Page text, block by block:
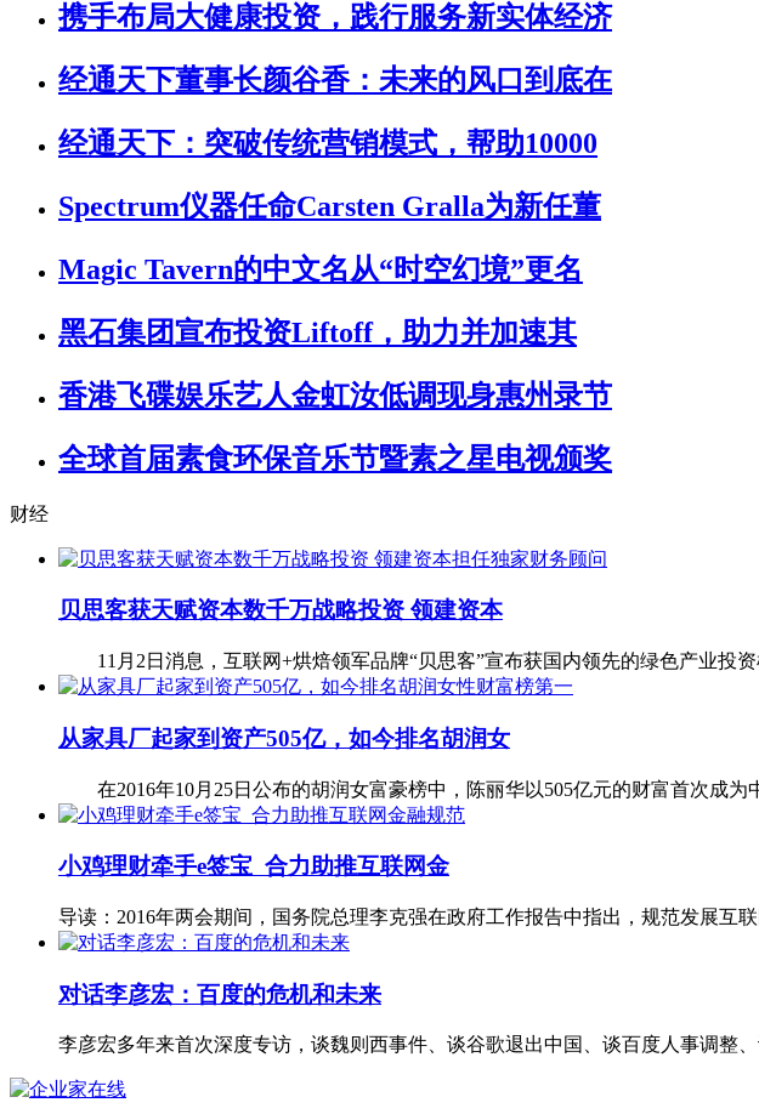
携手布局大健康投资，践行服务新实体经济
经通天下董事长颜谷香：未来的风口到底在
经通天下：突破传统营销模式，帮助10000
Spectrum仪器任命Carsten Gralla为新任董
Magic Tavern的中文名从“时空幻境”更名
黑石集团宣布投资Liftoff，助力并加速其
香港飞碟娱乐艺人金虹汝低调现身惠州录节
全球首届素食环保音乐节暨素之星电视颁奖
财经
贝思客获天赋资本数千万战略投资 领建资本
11月2日消息，互联网+烘焙领军品牌“贝思客”宣布获国内领先的绿色产业投资
从家具厂起家到资产505亿，如今排名胡润女
在2016年10月25日公布的胡润女富豪榜中，陈丽华以505亿元的财富首次成为
小鸡理财牵手e签宝 合力助推互联网金
导读：2016年两会期间，国务院总理李克强在政府工作报告中指出，规范发展互
对话李彦宏：百度的危机和未来
李彦宏多年来首次深度专访，谈魏则西事件、谈谷歌退出中国、谈百度人事